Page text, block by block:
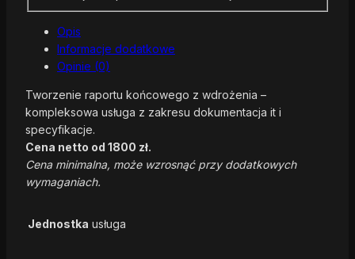
Opis
Informacje dodatkowe
Opinie (0)
Tworzenie raportu końcowego z wdrożenia –
kompleksowa usługa z zakresu dokumentacja it i
specyfikacje.
Cena netto od 1800 zł.
Cena minimalna, może wzrosnąć przy dodatkowych
wymaganiach.
Jednostka usługa